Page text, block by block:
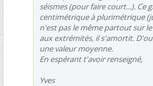
séismes (pour faire court...). Ce
centimétrique à plurimétrique
n'est pas le même partout sur
aux extrémités, il s'amortit.
une valeur moyenne.
En espérant t'avoir renseigné,
Yves